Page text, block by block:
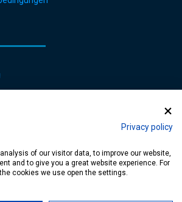
Privacy policy
of our visitor data, to improve our website,
and to give you a great website experience. For
cookies we use open the settings.